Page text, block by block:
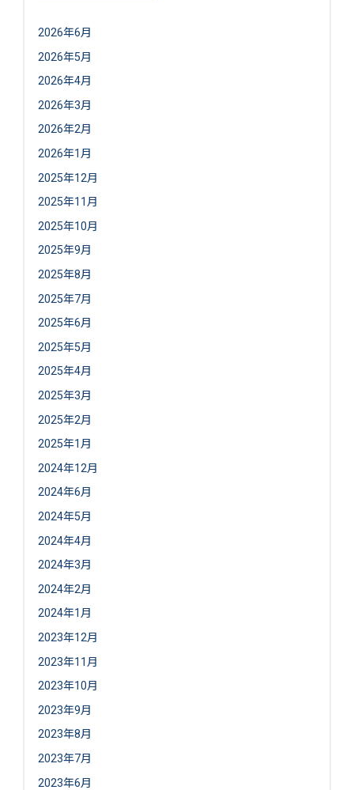
2026年6月
2026年5月
2026年4月
2026年3月
2026年2月
2026年1月
2025年12月
2025年11月
2025年10月
2025年9月
2025年8月
2025年7月
2025年6月
2025年5月
2025年4月
2025年3月
2025年2月
2025年1月
2024年12月
2024年6月
2024年5月
2024年4月
2024年3月
2024年2月
2024年1月
2023年12月
2023年11月
2023年10月
2023年9月
2023年8月
2023年7月
2023年6月